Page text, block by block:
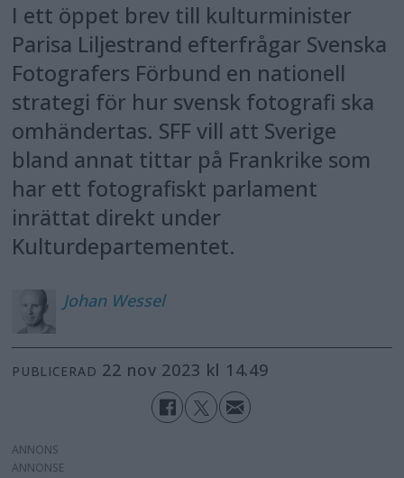
I ett öppet brev till kulturminister
Parisa Liljestrand efterfrågar Svenska
Fotografers Förbund en nationell
strategi för hur svensk fotografi ska
omhändertas. SFF vill att Sverige
bland annat tittar på Frankrike som
har ett fotografiskt parlament
inrättat direkt under
Kulturdepartementet.
Johan Wessel
PUBLICERAD 22 nov 2023 kl 14.49
ANNONS